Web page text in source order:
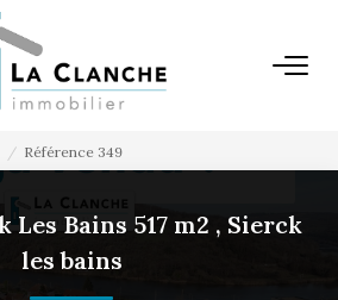
L'AGENCE
VENTE
Référence 349
Bains 517 m2 , Sierck
les bains